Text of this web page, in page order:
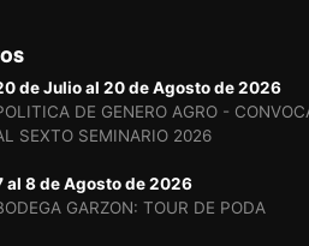
de Julio al 20 de Agosto de 2026
DE GENERO AGRO -
SEXTO SEMINARIO 2026
al 8 de Agosto de 2026
GARZON: TOUR DE PODA